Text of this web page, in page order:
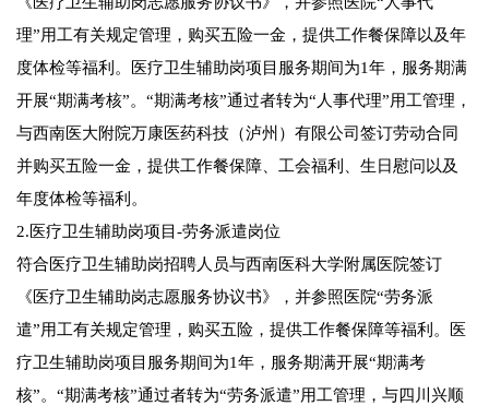
理”用工有关规定管理，购买五险一金，提供工作餐保障以及年
度体检等福利。医疗卫生辅助岗项目服务期间为1年，服务期满
开展“期满考核”。“期满考核”通过者转为“人事代理”用工管理，
与西南医大附院万康医药科技（泸州）有限公司签订劳动合同
并购买五险一金，提供工作餐保障、工会福利、生日慰问以及
年度体检等福利。
2.医疗卫生辅助岗项目-劳务派遣岗位
符合医疗卫生辅助岗招聘人员与西南医科大学附属医院签订
《医疗卫生辅助岗志愿服务协议书》，并参照医院“劳务派
遣”用工有关规定管理，购买五险，提供工作餐保障等福利。医
疗卫生辅助岗项目服务期间为1年，服务期满开展“期满考
核”。“期满考核”通过者转为“劳务派遣”用工管理，与四川兴顺